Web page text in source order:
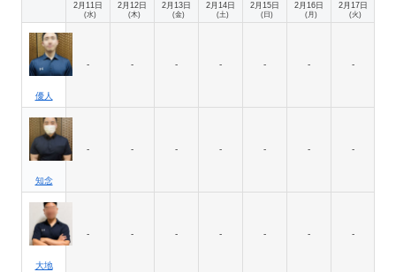
2月11日
(水)
2月12日
(木)
2月13日
(金)
2月14日
(土)
2月15日
(日)
2月16日
(月)
2月17日
(火)
優人
- - - - - - -
知念
- - - - - - -
大地
- - - - - - -